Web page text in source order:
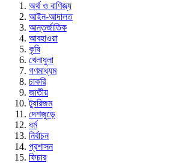
অর্থ ও বাণিজ্য
আইন-আদালত
আন্তর্জাতিক
আবহাওয়া
কৃষি
খেলাধুলা
গণমাধ্যম
চাকরি
জাতীয়
ট্যুরিজম
দেশজুড়ে
ধর্ম
নির্বাচন
প্রশাসন
ফিচার